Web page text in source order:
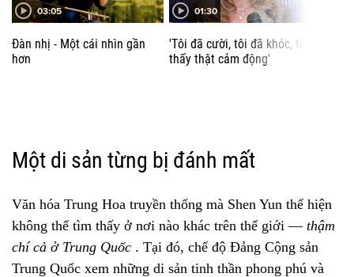
03:05
Đàn nhị - Một cái nhìn gần
hơn
01:30
'Tôi đã cười, tôi đã khóc, tôi
thấy thật cảm động'
Một di sản từng bị đánh mất
Văn hóa Trung Hoa truyền thống mà Shen Yun thể hiện
không thể tìm thấy ở nơi nào khác trên thế giới —thậm
chí cả ở Trung Quốc . Tại đó, chế độ Đảng Cộng sản
Trung Quốc xem những di sản tinh thần phong phú và
WI Falun Dafa Association/Southern USA Falun Dafa Association
DI CHUYỂN